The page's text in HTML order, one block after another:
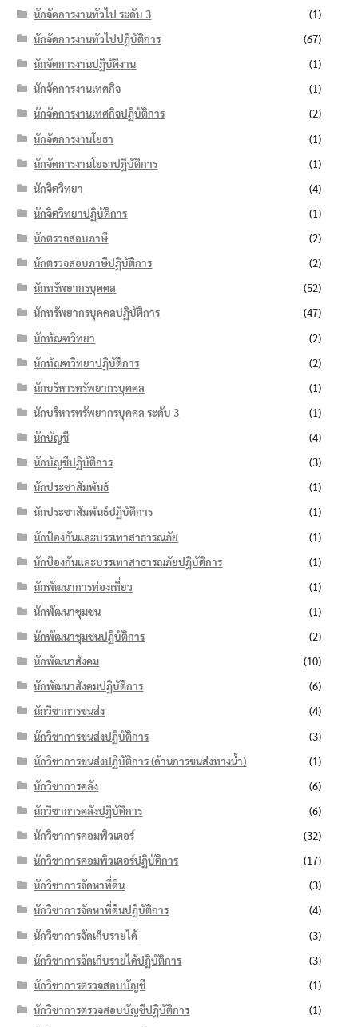
นักจัดการงานทั่วไป ระดับ 3
(1)
นักจัดการงานทั่วไปปฏิบัติการ
(67)
นักจัดการงานปฏิบัติงาน
(1)
นักจัดการงานเทศกิจ
(1)
นักจัดการงานเทศกิจปฏิบัติการ
(2)
นักจัดการงานโยธา
(1)
นักจัดการงานโยธาปฏิบัติการ
(1)
นักจิตวิทยา
(4)
นักจิตวิทยาปฏิบัติการ
(1)
นักตรวจสอบภาษี
(2)
นักตรวจสอบภาษีปฏิบัติการ
(2)
นักทรัพยากรบุคคล
(52)
นักทรัพยากรบุคคลปฏิบัติการ
(47)
นักทัณฑวิทยา
(2)
นักทัณฑวิทยาปฏิบัติการ
(2)
นักบริหารทรัพยากรบุคคล
(1)
นักบริหารทรัพยากรบุคคล ระดับ 3
(1)
นักบัญชี
(4)
นักบัญชีปฏิบัติการ
(3)
นักประชาสัมพันธ์
(1)
นักประชาสัมพันธ์ปฏิบัติการ
(1)
นักป้องกันและบรรเทาสาธารณภัย
(1)
นักป้องกันและบรรเทาสาธารณภัยปฏิบัติการ
(1)
นักพัฒนาการท่องเที่ยว
(1)
นักพัฒนาชุมชน
(1)
นักพัฒนาชุมชนปฏิบัติการ
(2)
นักพัฒนาสังคม
(10)
นักพัฒนาสังคมปฏิบัติการ
(6)
นักวิชาการขนส่ง
(4)
นักวิชาการขนส่งปฏิบัติการ
(3)
นักวิชาการขนส่งปฏิบัติการ (ด้านการขนส่งทางน้ำ)
(1)
นักวิชาการคลัง
(6)
นักวิชาการคลังปฏิบัติการ
(6)
นักวิชาการคอมพิวเตอร์
(32)
นักวิชาการคอมพิวเตอร์ปฏิบัติการ
(17)
นักวิชาการจัดหาที่ดิน
(3)
นักวิชาการจัดหาที่ดินปฏิบัติการ
(4)
นักวิชาการจัดเก็บรายได้
(3)
นักวิชาการจัดเก็บรายได้ปฏิบัติการ
(3)
นักวิชาการตรวจสอบบัญชี
(1)
นักวิชาการตรวจสอบบัญชีปฏิบัติการ
(1)